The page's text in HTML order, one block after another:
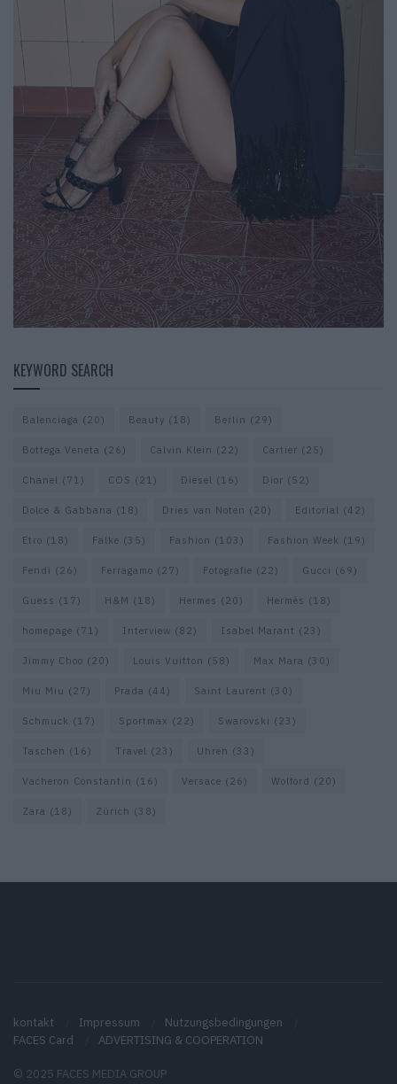
KEYWORD SEARCH
Balenciaga (20) Beauty (18) Berlin (29)
Bottega Veneta (26) Calvin Klein (22) Cartier (25)
Chanel (71) COS (21) Diesel (16) Dior (52)
Dolce & Gabbana (18) Dries van Noten (20) Editorial (42)
Etro (18) Falke (35) Fashion (103) Fashion Week (19)
Fendi (26) Ferragamo (27) Fotografie (22) Gucci (69)
Guess (17) H&M (18) Hermes (20) Hermès (18)
homepage (71) Interview (82) Isabel Marant (23)
Jimmy Choo (20) Louis Vuitton (58) Max Mara (30)
Miu Miu (27) Prada (44) Saint Laurent (30)
Schmuck (17) Sportmax (22) Swarovski (23)
Taschen (16) Travel (23) Uhren (33)
Vacheron Constantin (16) Versace (26) Wolford (20)
Zara (18) Zürich (38)
kontakt Impressum
Nutzungsbedingungen
FACES Card
ADVERTISING & COOPERATION
© 2025 FACES MEDIA GROUP